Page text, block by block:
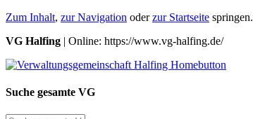
Zum Inhalt, zur Navigation oderzur Startseite springen.
VG Halfing | Online: https://www.vg-halfing.de/
Suche gesamte VG